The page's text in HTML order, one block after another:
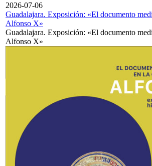
2026-07-06
Guadalajara. Exposición: «El documento
Alfonso X»
Guadalajara. Exposición: «El documento
Alfonso X»